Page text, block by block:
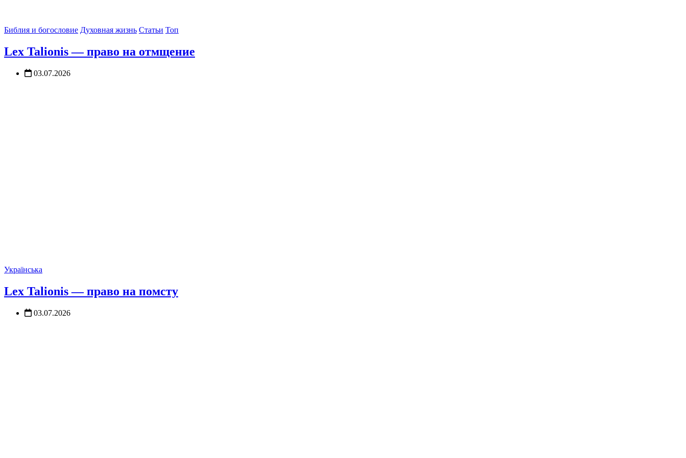
Библия и богословие Духовная жизнь Статьи Топ
Lex Talionis — право на отмщение
03.07.2026
Українська
Lex Talionis — право на помсту
03.07.2026